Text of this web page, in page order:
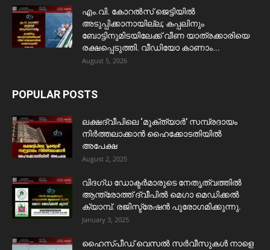
​എം.വി. കോറൽസ് ജെട്ടിയിൽ
അടുപ്പിക്കാനായില്ല; കപ്പലിനും
ബോട്ടിനുമിടയിലേക്ക് വീണ യാത്രക്കാരിയെ
രക്ഷപ്പെടുത്തി. വീഡിയോ കാണാം...
August 5, 2026
POPULAR POSTS
ലക്ഷദ്വീപിലെ ‘മുക്ത്യാർ’ സമ്പ്രദായം
നിർത്തലാക്കാൻ ഹൈക്കോടതിയിൽ
അപേക്ഷ
August 2, 2025
വിദഗ്ധ ഡോക്ടർമാരുടെ നേതൃത്വത്തിൽ
ആന്ത്രോത്ത് ദ്വീപിൽ മെഗാ മെഡിക്കൽ
ക്യാമ്പ്. രജിസ്ട്രേഷൻ പുരോഗമിക്കുന്നു.
January 3, 2025
ഹൈസ്പീഡ് വെസൽ സർവീസുകൾ നാളെ